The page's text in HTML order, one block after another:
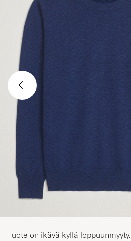
Tuote on ikävä kyllä loppuunmyyty.